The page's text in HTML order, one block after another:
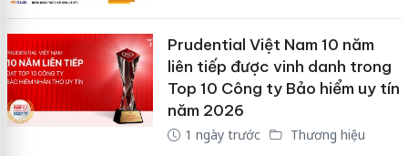
Prudential Việt Nam 10 năm
liên tiếp được vinh danh trong
Top 10 Công ty Bảo hiểm uy tín
năm 2026
1 ngày trước Thương hiệu